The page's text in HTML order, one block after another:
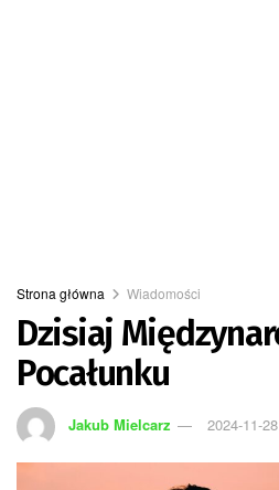
Strona główna Wiadomości
Dzisiaj
Pocałunku
Jakub Mielcarz 2024-11-